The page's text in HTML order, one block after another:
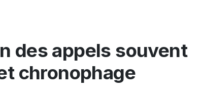
des appels souvent
chronophage